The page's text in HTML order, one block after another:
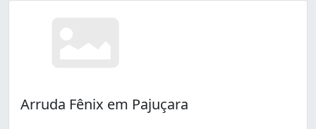
Arruda Fênix em Pajuçara